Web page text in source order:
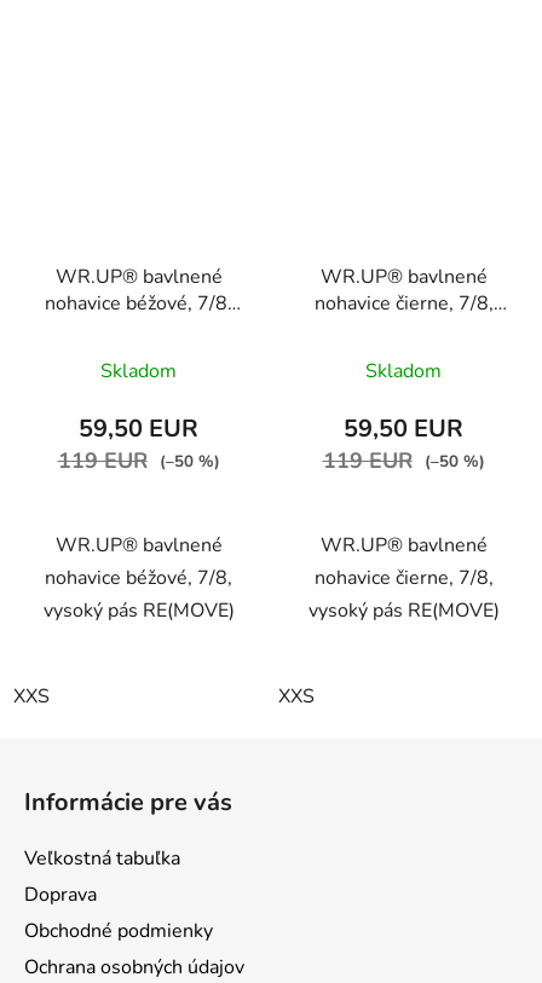
WR.UP® bavlnené
nohavice béžové, 7/8,
WRUP4HC001ORG,
Z40
Skladom
59,50 EUR
119 EUR (–50 %)
WR.UP® bavlnené
nohavice béžové, 7/8,
vysoký pás RE(MOVE)
XXS
WR.UP® bavlnené
nohavice čierne, 7/8,
WRUP4HC001ORG, N
Skladom
59,50 EUR
119 EUR (–50 %)
WR.UP® bavlnené
nohavice čierne, 7/8,
vysoký pás RE(MOVE)
XXS
Informácie pre vás
Veľkostná tabuľka
Doprava
Obchodné podmienky
Ochrana osobných údajov